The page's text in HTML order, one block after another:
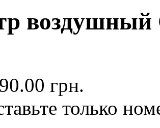
воздушный
грн.
только